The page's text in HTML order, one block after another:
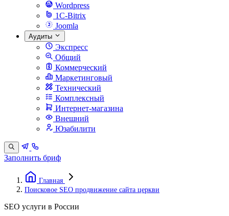
Wordpress
1C-Bitrix
Joomla
Аудиты
Экспресс
Общий
Коммерческий
Маркетинговый
Технический
Комплексный
Интернет-магазина
Внешний
Юзабилити
Заполнить бриф
Главная
Поисковое SEO продвижение сайта церкви
SEO услуги в России